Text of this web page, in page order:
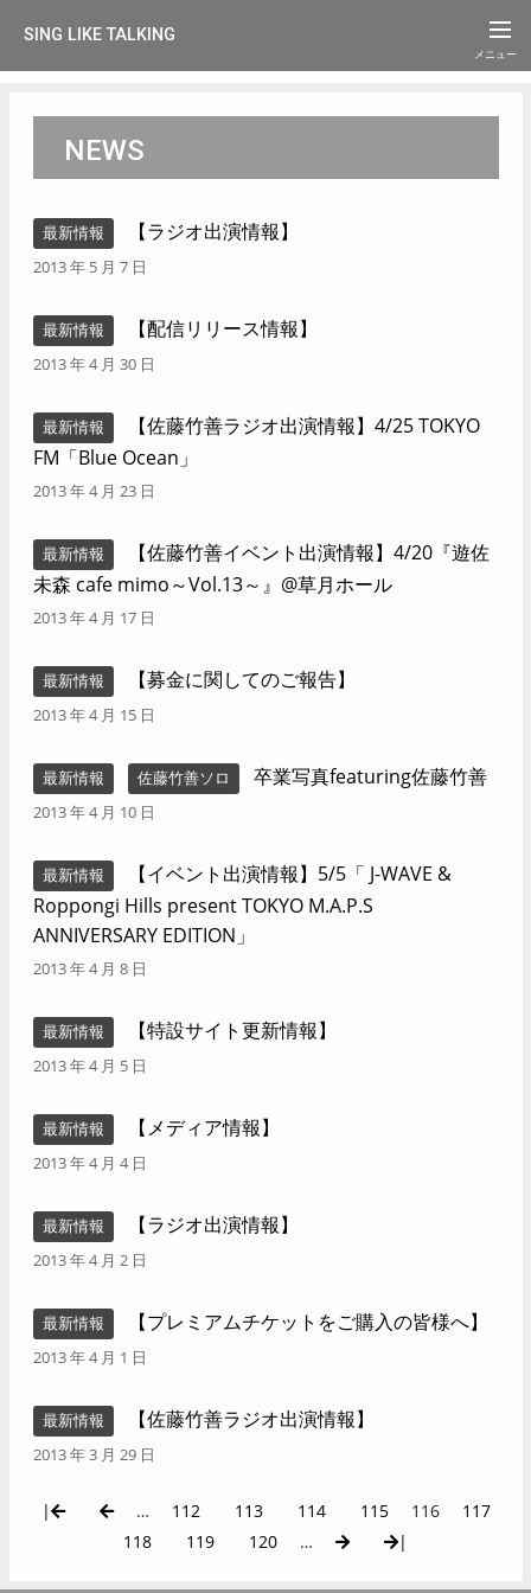
SING LIKE TALKING
NEWS
最新情報 【ラジオ出演情報】
2013 年 5 月 7 日
最新情報 【配信リリース情報】
2013 年 4 月 30 日
最新情報
【佐藤竹善ラジオ出演情報】4/25 TOKYO
FM「Blue Ocean」
2013 年 4 月 23 日
最新情報
【佐藤竹善イベント出演情報】4/20『遊佐
未森 cafe mimo～Vol.13～』@草月ホール
2013 年 4 月 17 日
最新情報 【募金に関してのご報告】
2013 年 4 月 15 日
最新情報 佐藤竹善ソロ 卒業写真featuring佐藤竹善
2013 年 4 月 10 日
最新情報
【イベント出演情報】5/5「 J-WAVE &
Roppongi Hills present TOKYO M.A.P.S
ANNIVERSARY EDITION」
2013 年 4 月 8 日
最新情報 【特設サイト更新情報】
2013 年 4 月 5 日
最新情報 【メディア情報】
2013 年 4 月 4 日
最新情報 【ラジオ出演情報】
2013 年 4 月 2 日
最新情報 【プレミアムチケットをご購入の皆様へ】
2013 年 4 月 1 日
最新情報 【佐藤竹善ラジオ出演情報】
2013 年 3 月 29 日
| … 112 113 114 115 116
117
118
119 120 … |